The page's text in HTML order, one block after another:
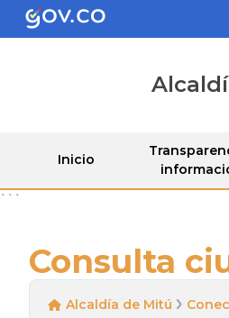
Inicio
```
Consulta
Alcaldía de Mitú